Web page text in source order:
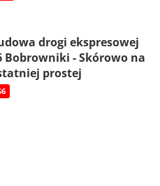
drogi ekspresowej
Bobrowniki - Skórowo na
prostej